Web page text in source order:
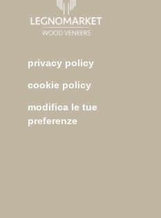
privacy policy
cookie policy
modifica le tue
preferenze